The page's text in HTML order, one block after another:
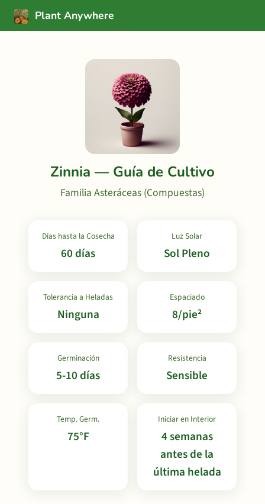
Plant Anywhere
Zinnia — Guía de Cultivo
Familia Asteráceas (Compuestas)
Días hasta la Cosecha
60 días
Luz Solar
Sol Pleno
Tolerancia a Heladas
Ninguna
Espaciado
8/pie²
Germinación
5-10 días
Resistencia
Sensible
Temp. Germ.
75°F
Iniciar en Interior
4 semanas
antes de la
última helada